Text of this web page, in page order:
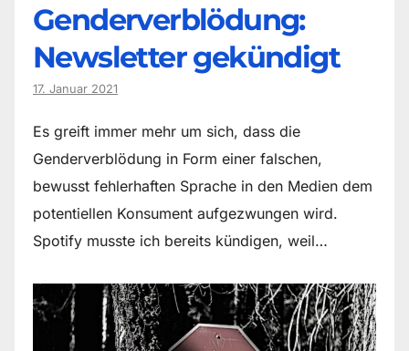
Genderverblödung:
Newsletter gekündigt
17. Januar 2021
Es greift immer mehr um sich, dass die
Genderverblödung in Form einer falschen,
bewusst fehlerhaften Sprache in den Medien dem
potentiellen Konsument aufgezwungen wird.
Spotify musste ich bereits kündigen, weil…